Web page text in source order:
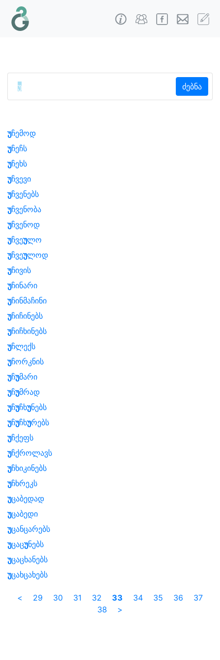
ძებნა
უჩემოდ
უჩეჩს
უჩეხს
უჩვევი
უჩვენებს
უჩვენობა
უჩვენოდ
უჩვეულო
უჩვეულოდ
უჩივის
უჩინარი
უჩინმაჩინი
უჩიჩინებს
უჩიჩხინებს
უჩლექს
უჩორკნის
უჩუმარი
უჩუმრად
უჩუჩხუნებს
უჩუჩხურებს
უჩქეფს
უჩქროლავს
უჩხიკინებს
უჩხრეკს
უცაბედად
უცაბედი
უცანცარებს
უცაცუნებს
უცაცხანებს
უცახცახებს
< 29 30 31 32 33 34 35 36
37
38
>